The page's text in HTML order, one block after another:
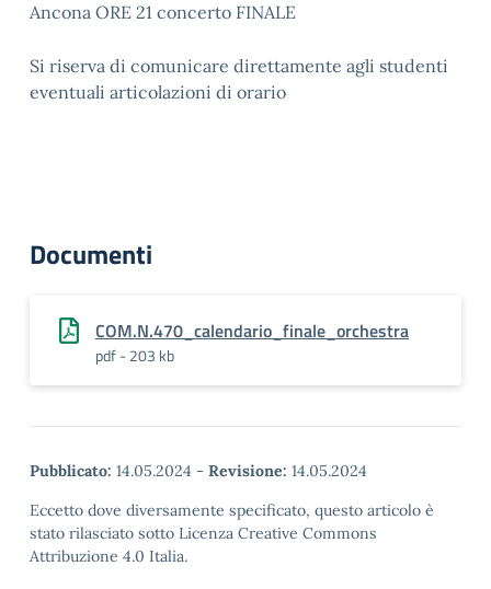
Ancona ORE 21 concerto FINALE
Si riserva di comunicare direttamente agli studenti
eventuali articolazioni di orario
Documenti
COM.N.470_calendario_finale_orchestra
pdf - 203 kb
Pubblicato: 14.05.2024 - Revisione: 14.05.2024
Eccetto dove diversamente specificato, questo articolo è
stato rilasciato sotto Licenza Creative Commons
Attribuzione 4.0 Italia.